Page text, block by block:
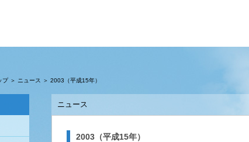
買う
法人のお客さま
事業用
事業用売買
ート
ご相談窓口
採用情報
プ＞ ニュース ＞ 2003（平成15年）
ニュース
2003（平成15年）